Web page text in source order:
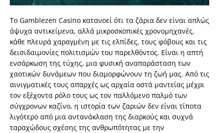
Το Gamblezen Casino κατανοεί ότι τα ζάρια δεν είναι απλώς
άψυχα αντικείμενα, αλλά μικροσκοπικές χρονομηχανές,
κάθε πλευρά χαραγμένη με τις ελπίδες, τους φόβους και τις
δεισιδαιμονίες πολιτισμών του παρελθόντος. Είναι η απτή
ενσάρκωση της τύχης, μια φυσική αναπαράσταση των
χαοτικών δυνάμεων που διαμορφώνουν τη ζωή μας. Από τις
αινιγματικές τους απαρχές ως αρχαία οστά μαντείας μέχρι
τον εξέχοντα ρόλο τους ως τον παλλόμενο παλμό των
σύγχρονων καζίνο, η ιστορία των ζαριών δεν είναι τίποτα
λιγότερο από μια αντανάκλαση της διαρκούς και συχνά
ταραχώδους σχέσης της ανθρωπότητας με την